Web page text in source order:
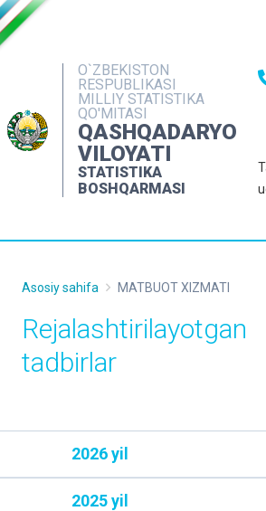
O`ZBEKISTON
RESPUBLIKASI
MILLIY STATISTIKA
QO'MITASI
QASHQADARYO
VILOYATI
STATISTIKA
BOSHQARMASI
OCHIQ
NASHRLAR
INTERAKTIV
MATBUOT XIZMATI
KONTAKTLAR
Asosiy sahifa MATBUOT XIZMATI
Rejalashtirilayotgan
tadbirlar
2026 yil
2025 yil